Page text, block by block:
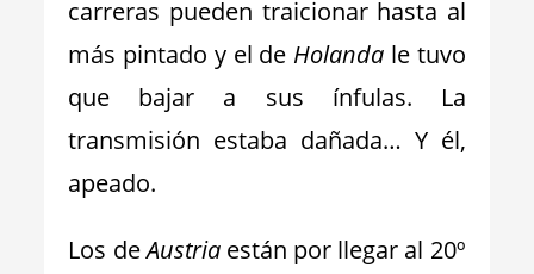
carreras pueden traicionar hasta al
más pintado y el de Holanda le tuvo
que bajar a sus ínfulas. La
transmisión estaba dañada… Y él,
apeado.
Los deAustriaestán por llegar al 20º